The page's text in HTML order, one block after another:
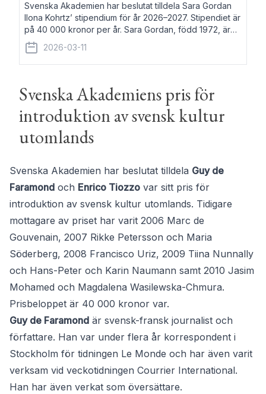
Svenska Akademien har beslutat tilldela Sara Gordan
Ilona Kohrtz’ stipendium för år 2026–2027. Stipendiet är
på 40 000 kronor per år. Sara Gordan, född 1972, är
författare och översättare. Hon debuterade 2006 med
det prosalyriska verket En
2026-03-11
Svenska Akademiens pris för
introduktion av svensk kultur
utomlands
Svenska Akademien har beslutat tilldela Guy de
Faramond och Enrico Tiozzo var sitt pris för
introduktion av svensk kultur utomlands. Tidigare
mottagare av priset har varit 2006 Marc de
Gouvenain, 2007 Rikke Petersson och Maria
Söderberg, 2008 Francisco Uriz, 2009 Tiina Nunnally
och Hans-Peter och Karin Naumann samt 2010 Jasim
Mohamed och Magdalena Wasilewska-Chmura.
Prisbeloppet är 40 000 kronor var.
Guy de Faramond är svensk-fransk journalist och
författare. Han var under flera år korrespondent i
Stockholm för tidningen Le Monde och har även varit
verksam vid veckotidningen Courrier International.
Han har även verkat som översättare.